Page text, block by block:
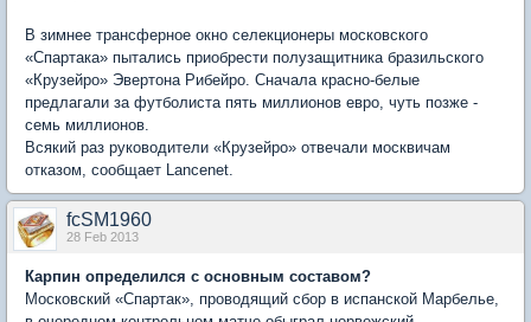
В зимнее трансферное окно селекционеры московского
«Спартака» пытались приобрести полузащитника бразильского
«Крузейро» Эвертона Рибейро. Сначала красно-белые
предлагали за футболиста пять миллионов евро, чуть позже -
семь миллионов.
Всякий раз руководители «Крузейро» отвечали москвичам
отказом, сообщает Lancenet.
fcSM1960
28 Feb 2013
Карпин определился с основным составом?
Московский «Спартак», проводящий сбор в испанской Марбелье,